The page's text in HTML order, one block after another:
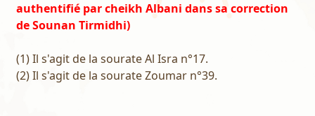
authentifié par cheikh Albani dans sa correction
de Sounan Tirmidhi)
(1) Il s'agit de la sourate Al Isra n°17.
(2) Il s'agit de la sourate Zoumar n°39.